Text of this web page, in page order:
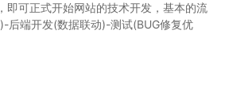
可正式开始网站的技术开发，基本的流
后端开发(数据联动)-测试(BUG修复优